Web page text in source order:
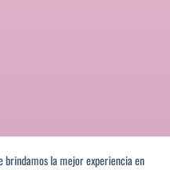
la mejor experiencia en